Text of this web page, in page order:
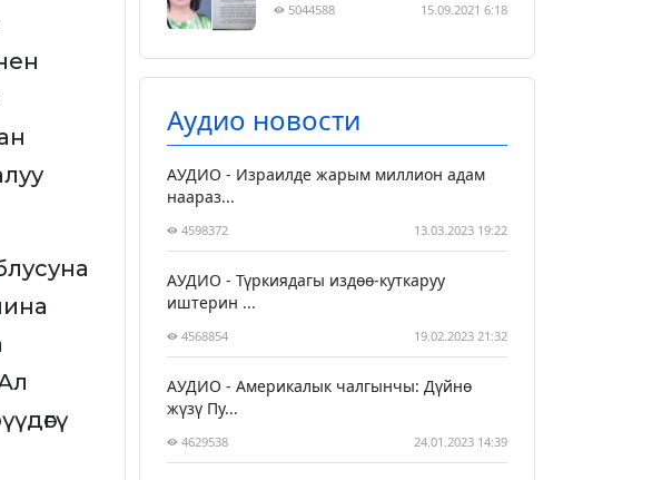
5044588 15.09.2021 6:18
Аудио новости
АУДИО - Израилде жарым миллион адам
наараз...
4598372 13.03.2023 19:22
АУДИО - Түркиядагы издөө-куткаруу
иштерин ...
4568854 19.02.2023 21:32
АУДИО - Америкалык чалгынчы: Дүйнө
жүзү Пу...
4629538 24.01.2023 14:39